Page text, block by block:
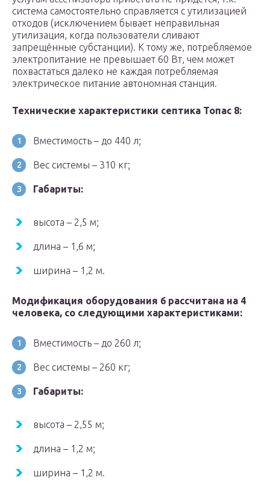
система самостоятельно справляется с утилизацией
отходов (исключением бывает неправильная
утилизация, когда пользователи сливают
запрещённые субстанции). К тому же, потребляемое
электропитание не превышает 60 Вт, чем может
похвастаться далеко не каждая потребляемая
электрическое питание автономная станция.
Технические характеристики септика Топас 8:
Вместимость – до 440 л;
Вес системы – 310 кг;
Габариты:
высота – 2,5 м;
длина – 1,6 м;
ширина – 1,2 м.
Модификация оборудования 6 рассчитана на 4
человека, со следующими характеристиками:
Вместимость – до 260 л;
Вес системы – 260 кг;
Габариты:
высота – 2,55 м;
длина – 1,2 м;
ширина – 1,2 м.